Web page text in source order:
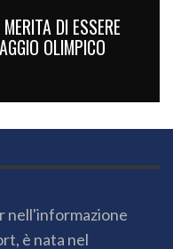
DI ESSERE
OLIMPICO
nell'informazione
è nata nel